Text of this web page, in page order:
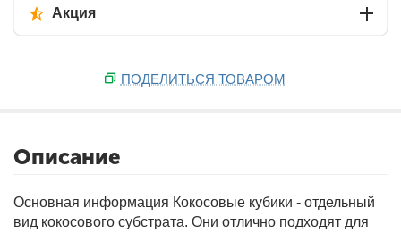
Акция
ПОДЕЛИТЬСЯ ТОВАРОМ
Описание
Основная информация Кокосовые кубики - отдельный
вид кокосового субстрата. Они отлично подходят для